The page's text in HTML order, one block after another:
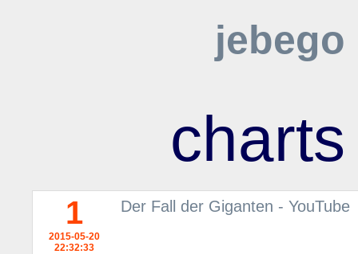
jebego
charts
1
2015-05-20
22:32:33
Der Fall der Giganten - YouTube